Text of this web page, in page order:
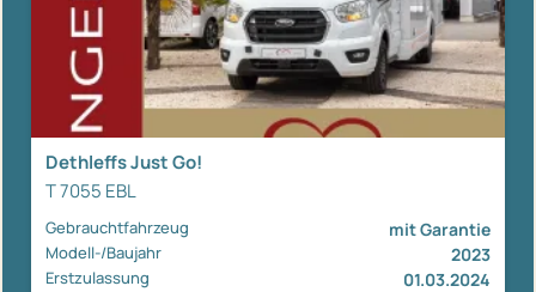
Dethleffs Just Go!
T 7055 EBL
Gebrauchtfahrzeug mit Garantie
Modell-/Baujahr 2023
Erstzulassung 01.03.2024